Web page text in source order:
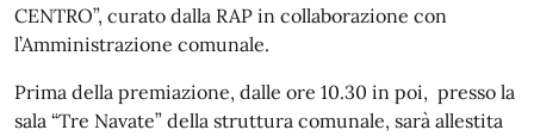
CENTRO”, curato dalla RAP in collaborazione con
l’Amministrazione comunale.
Prima della premiazione, dalle ore 10.30 in poi, presso la
sala “Tre Navate” della struttura comunale, sarà allestita